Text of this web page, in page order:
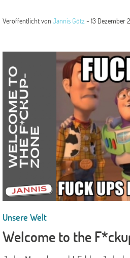
Veröffentlicht vonJannis Götz- 13 Dezember
Unsere Welt
Welcome to the